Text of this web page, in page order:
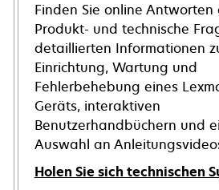
Finden Sie online Antworten
Produkt- und technische
detaillierten Informationen
Einrichtung, Wartung und
Fehlerbehebung eines
Geräts, interaktiven
Benutzerhandbüchern und
Auswahl an
Holen Sie sich technischen